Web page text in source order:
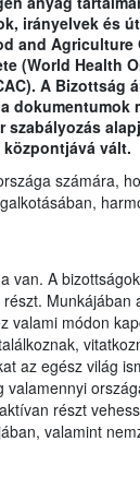
irányelvek és
and
(World Health
A Bizottság
dokumentumok
szabályozás
vált.
számára,
van. A
Munkájában
valami módon
az egész világ
részt
valamint